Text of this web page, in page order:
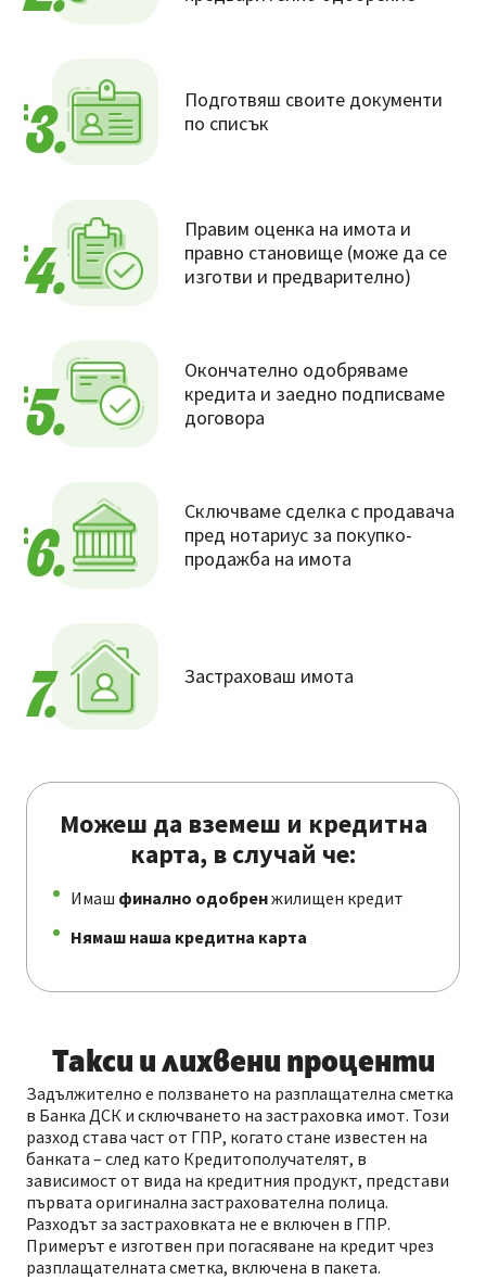
3.
Подготвяш своите документи
по списък
4.
Правим оценка на имота и
правно становище (може да се
изготви и предварително)
5.
Окончателно одобряваме
кредита и заедно подписваме
договора
6.
Сключваме сделка с продавача
пред нотариус за покупко-
продажба на имота
7. Застраховаш имота
Можеш да вземеш и кредитна
карта, в случай че:
Имаш финално одобренжилищен кредит
Нямаш наша кредитна карта
Такси и лихвени проценти
Задължително е ползването на разплащателна сметка
в Банка ДСК и сключването на застраховка имот. Този
разход става част от ГПР, когато стане известен на
банката – след като Кредитополучателят, в
зависимост от вида на кредитния продукт, представи
първата оригинална застрахователна полица.
Разходът за застраховката не е включен в ГПР.
Примерът е изготвен при погасяване на кредит чрез
разплащателната сметка, включена в пакета.